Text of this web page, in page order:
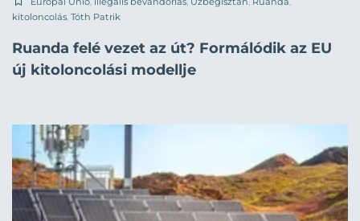
kitoloncolás, Tóth Patrik
Ruanda felé vezet az út? Formálódik az EU
új kitoloncolási modellje